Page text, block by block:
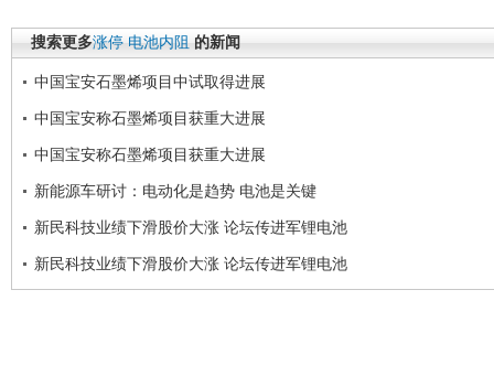
搜索更多涨停 电池内阻 的新闻
中国宝安石墨烯项目中试取得进展
中国宝安称石墨烯项目获重大进展
中国宝安称石墨烯项目获重大进展
新能源车研讨：电动化是趋势 电池是关键
新民科技业绩下滑股价大涨 论坛传进军锂电池
新民科技业绩下滑股价大涨 论坛传进军锂电池